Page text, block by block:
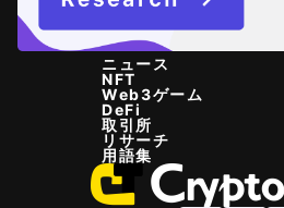
ニュース
NFT
Web3ゲーム
DeFi
取引所
リサーチ
用語集